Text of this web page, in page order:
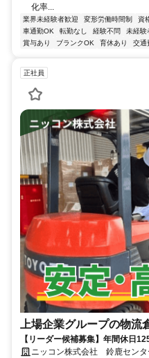
化率...
業界未経験者歓迎 変形労働時間制 資
車通勤OK
転勤なし 経験不問 未経験
賞与あり
ブランクOK 育休あり 交通
正社員
上場企業グループの物流
【リーダー候補募集】年間休日
ニッコン株式会社 鈴鹿センタ